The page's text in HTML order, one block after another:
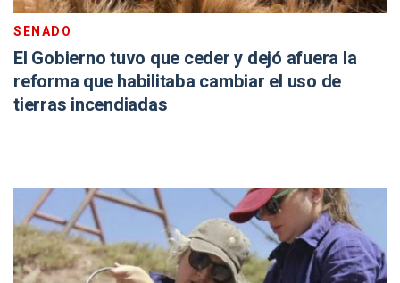
SENADO
El Gobierno tuvo que ceder y dejó afuera la
reforma que habilitaba cambiar el uso de
tierras incendiadas